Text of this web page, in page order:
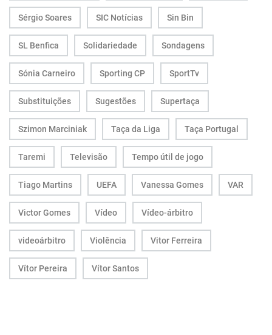
Sérgio Soares SIC Notícias Sin Bin
SL Benfica Solidariedade Sondagens
Sónia Carneiro Sporting CP SportTv
Substituições Sugestões Supertaça
Szimon Marciniak Taça da Liga Taça Portugal
Taremi Televisão Tempo útil de jogo
Tiago Martins UEFA Vanessa Gomes VAR
Victor Gomes Vídeo Vídeo-árbitro
videoárbitro Violência Vitor Ferreira
Vítor Pereira Vítor Santos